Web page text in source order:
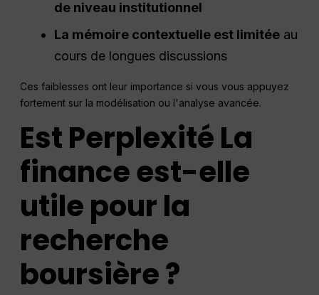
de niveau institutionnel
La mémoire contextuelle est limitée au
cours de longues discussions
Ces faiblesses ont leur importance si vous vous appuyez
fortement sur la modélisation ou l'analyse avancée.
EstPerplexitéLa
finance est-elle
utile pour la
recherche
boursière ?